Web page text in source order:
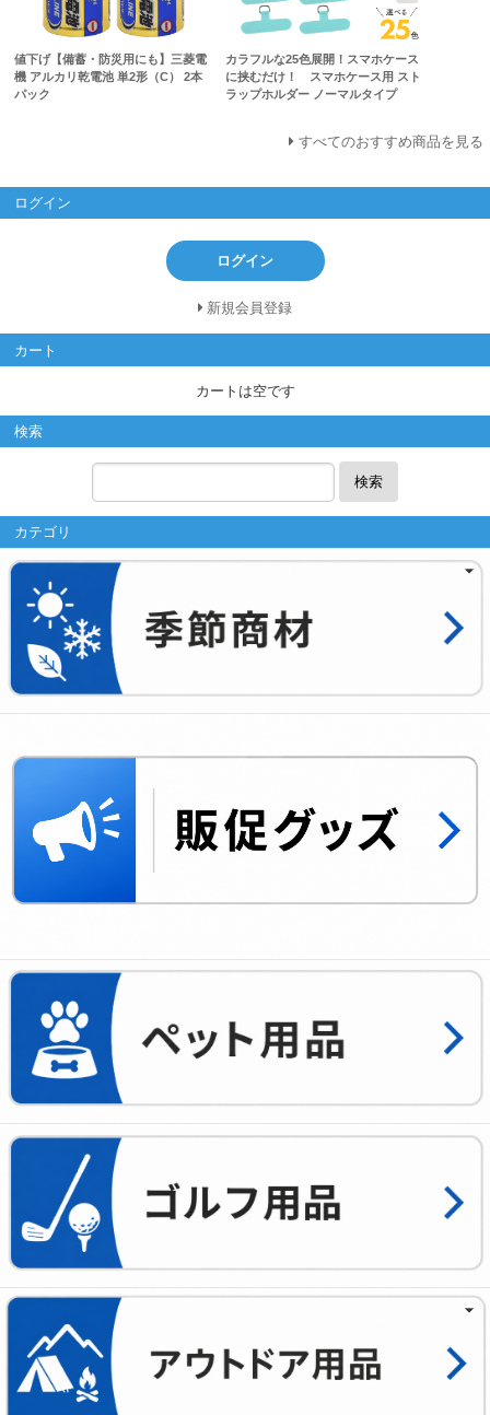
値下げ【備蓄・防災用にも】三菱電
機 アルカリ乾電池 単2形（C） 2本
パック
カラフルな25色展開！スマホケース
に挟むだけ！ スマホケース用 スト
ラップホルダー ノーマルタイプ
すべてのおすすめ商品を見る
ログイン
ログイン
新規会員登録
カート
カートは空です
検索
検索
カテゴリ